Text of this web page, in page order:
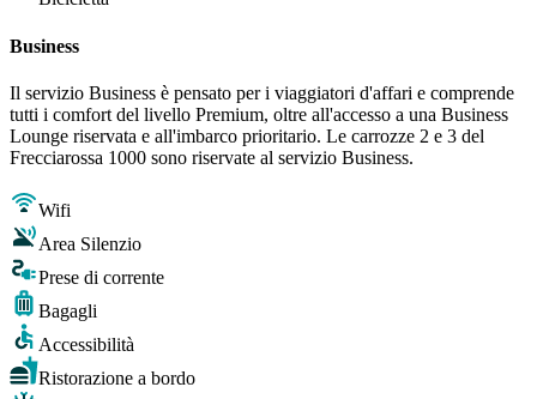
Business
Il servizio Business è pensato per i viaggiatori d'affari e comprende
tutti i comfort del livello Premium, oltre all'accesso a una Business
Lounge riservata e all'imbarco prioritario. Le carrozze 2 e 3 del
Frecciarossa 1000 sono riservate al servizio Business.
Wifi
Area Silenzio
Prese di corrente
Bagagli
Accessibilità
Ristorazione a bordo